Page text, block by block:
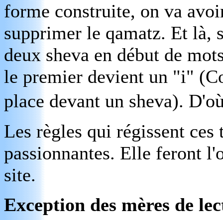
forme construite, on va
supprimer le qamatz. Et là,
deux sheva en début de
le premier devient un "i"
place devant un sheva).
Les règles qui régissent
passionnantes. Elle feront
site.
Exception des mères de